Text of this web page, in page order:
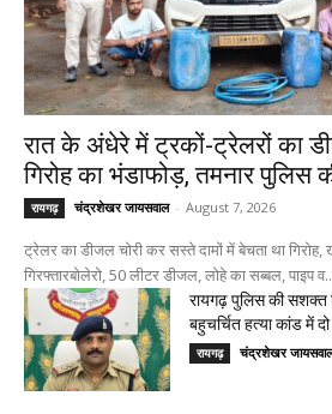
रात के अंधेरे में ट्रकों-ट्रेलरों का
गिरोह का भंडाफोड़, तमनार पुलिस
रायगढ़ चंद्रशेखर जायसवाल - August 7, 2026
ट्रेलर का डीजल चोरी कर सस्ते दामों में बेचता था गिरोह,
गिरफ्तारबोलेरो, 50 लीटर डीजल, लोहे का सब्बल, पाइप
रायगढ़ पुलिस की सशक्त
बहुचर्चित हत्या कांड में
रायगढ़ चंद्रशेखर